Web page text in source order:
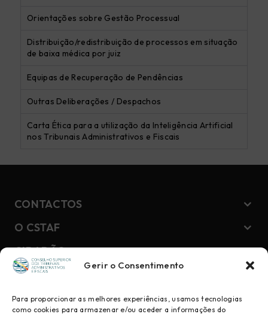
Gerir o Consentimento
Para proporcionar as melhores experiências, usamos tecnologias
como cookies para armazenar e/ou aceder a informações do
Orientações sobre Gestão Processual
Distribuição/redistribuição de processos em situação
de baixa médica por juiz
Equipas de Recuperação de Pendências
Outras Deliberações / Despachos
Carta Ética para a utilização da Inteligência Artificial
nos Tribunais Administrativos e Fiscais
CONTACTOS
O CSTAF
CIDADÃO
NEWSLETTER